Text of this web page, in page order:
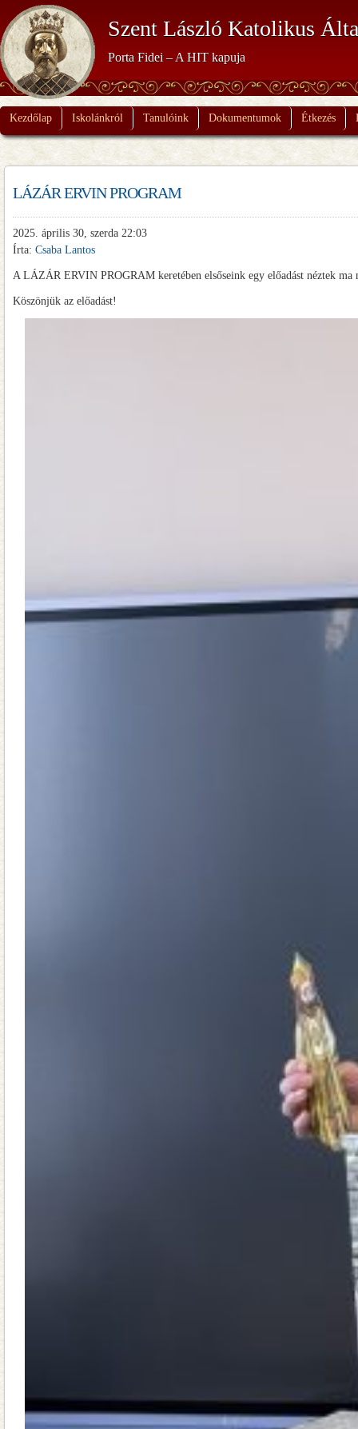
Szent László Katolikus
Porta Fidei – A HIT kapuja
Kezdőlap Iskolánkról Tanulóink Dokumentumok Étkezés
LÁZÁR ERVIN PROGRAM
2025. április 30, szerda 22:03
Írta: Csaba Lantos
A LÁZÁR ERVIN PROGRAM keretében elsőseink egy előadást néztek
Köszönjük az előadást!